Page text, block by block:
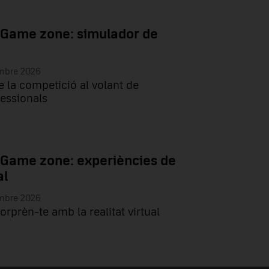
zone: simulador de
2026
la competició al volant de
zone: experiències de
2026
te amb la realitat virtual